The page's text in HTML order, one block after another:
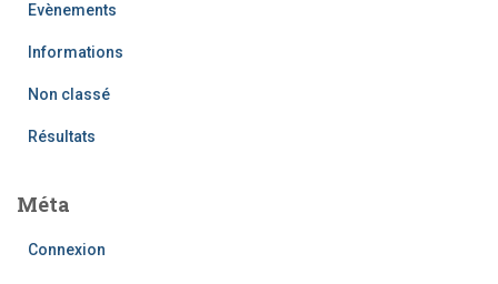
Evènements
Informations
Non classé
Résultats
Méta
Connexion